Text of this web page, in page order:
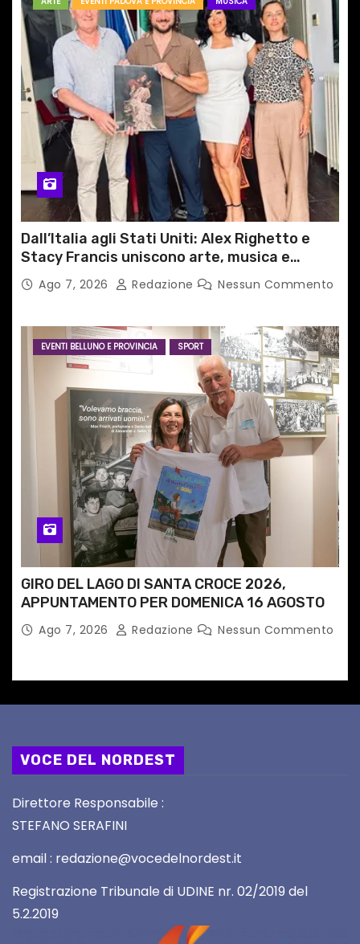
Dall’Italia agli Stati Uniti: Alex Righetto e
Stacy Francis uniscono arte, musica e
tecnologia in un nuovo progetto
internazionale”
Ago 7, 2026 Redazione Nessun Commento
EVENTI BELLUNO E PROVINCIA SPORT
GIRO DEL LAGO DI SANTA CROCE 2026,
APPUNTAMENTO PER DOMENICA 16 AGOSTO
Ago 7, 2026 Redazione Nessun Commento
VOCE DEL NORDEST
Direttore Responsabile :
STEFANO SERAFINI
email : redazione@vocedelnordest.it
Registrazione Tribunale di UDINE nr. 02/2019 del
5.2.2019